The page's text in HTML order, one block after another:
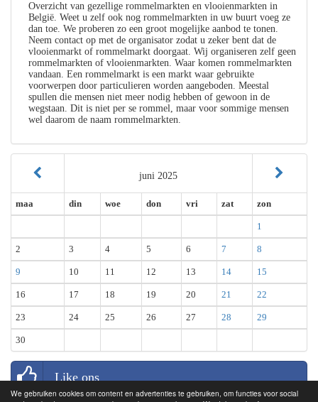
We gebruiken cookies om content en advertenties te gebruiken, om functies voor social
Overzicht van gezellige rommelmarkten en vlooienmarkten in
België. Weet u zelf ook nog rommelmarkten in uw buurt voeg ze
dan toe. We proberen zo een groot mogelijke aanbod te tonen.
Neem contact op met de organisator zodat u zeker bent dat de
vlooienmarkt of rommelmarkt doorgaat. Wij organiseren zelf geen
rommelmarkten of vlooienmarkten. Waar komen rommelmarkten
vandaan. Een rommelmarkt is een markt waar gebruikte
voorwerpen door particulieren worden aangeboden. Meestal
spullen die mensen niet meer nodig hebben of gewoon in de
wegstaan. Dit is niet per se rommel, maar voor sommige mensen
wel daarom de naam rommelmarkten.
juni 2025
maa din woe don vri zat zon
1
2 3 4 5 6 7 8
9 10 11 12 13 14 15
16 17 18 19 20 21 22
23 24 25 26 27 28 29
30
Like ons